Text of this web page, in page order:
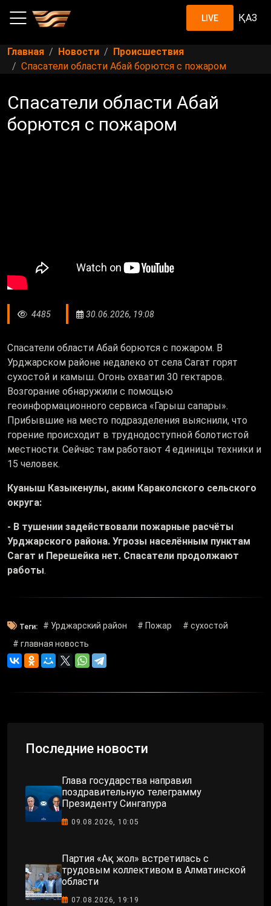
LIVE ҚАЗ
Главная Новости
Происшествия
Спасатели области Абай борются с пожаром
Спасатели области Абай
борются с пожаром
4485 30.06.2026, 19:08
Спасатели области Абай борются с пожаром. В
Урджарском районе недалеко от села Сагат горят
сухостой и камыш. Огонь охватил 30 гектаров.
Возгорание обнаружили с помощью
геоинформационного сервиса «Гарыш сапары».
Прибывшие на место подразделения выяснили, что
горение происходит в труднодоступной болотистой
местности. Сейчас там работают 4 единицы техники и
15 человек.
Куаныш Казыкенулы, аким Караколского сельского
округа:
- В тушении задействовали пожарные расчёты
Урджарского района. Угрозы населённым пунктам
Сагат и Перешейка нет. Спасатели продолжают
работы.
Теги: # Урджарский район # Пожар
# сухостой
# главная новость
Последние новости
Глава государства направил
поздравительную телеграмму
Президенту Сингапура
09.08.2026, 10:05
Партия «Ақ жол» встретилась с
трудовым коллективом в Алматинской
области
07.08.2026, 19:19